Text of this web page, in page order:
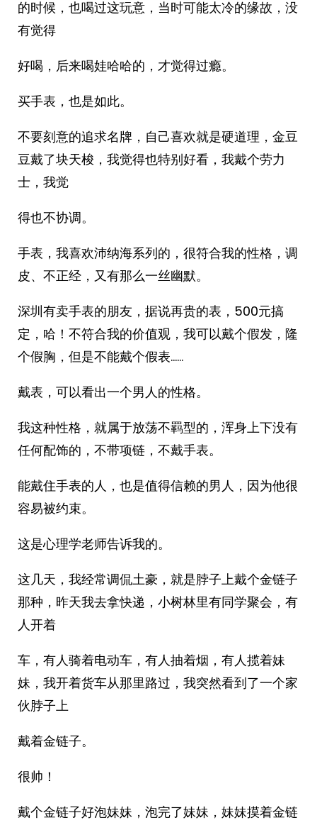
的时候，也喝过这玩意，当时可能太冷的缘故，没
有觉得
好喝，后来喝娃哈哈的，才觉得过瘾。
买手表，也是如此。
不要刻意的追求名牌，自己喜欢就是硬道理，金豆
豆戴了块天梭，我觉得也特别好看，我戴个劳力
士，我觉
得也不协调。
手表，我喜欢沛纳海系列的，很符合我的性格，调
皮、不正经，又有那么一丝幽默。
深圳有卖手表的朋友，据说再贵的表，500元搞
定，哈！不符合我的价值观，我可以戴个假发，隆
个假胸，但是不能戴个假表……
戴表，可以看出一个男人的性格。
我这种性格，就属于放荡不羁型的，浑身上下没有
任何配饰的，不带项链，不戴手表。
能戴住手表的人，也是值得信赖的男人，因为他很
容易被约束。
这是心理学老师告诉我的。
这几天，我经常调侃土豪，就是脖子上戴个金链子
那种，昨天我去拿快递，小树林里有同学聚会，有
人开着
车，有人骑着电动车，有人抽着烟，有人揽着妹
妹，我开着货车从那里路过，我突然看到了一个家
伙脖子上
戴着金链子。
很帅！
戴个金链子好泡妹妹，泡完了妹妹，妹妹摸着金链